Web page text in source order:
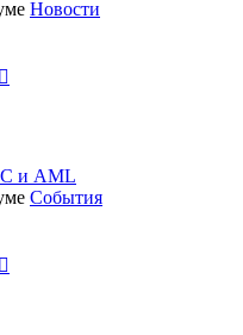
Новости
и AML
События